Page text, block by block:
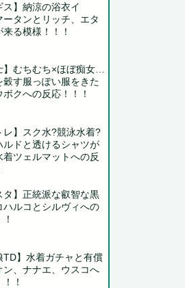
ス】納涼の浴衣イ
ータンとリッチ、エタ
る模様！！！
】むちむち×ほぼ痴女…
穀す服っぽい服をきた
ボクへの反応！！！
レ】スク水?競泳水着?
ルドと透けるシャツが
着ツェルマットへの反
タ】正統派な叡智な黒
ハルコとシルヴィへの
TD】水着ガチャと有償
ン、ナナエ、ウスコへ
！